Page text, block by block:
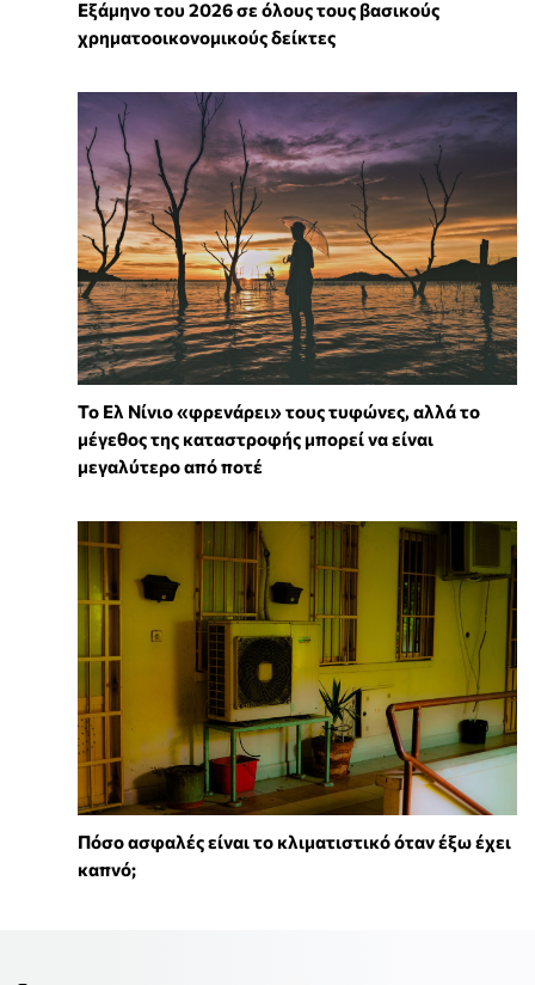
Εξάμηνο του 2026 σε όλους τους βασικούς
χρηματοοικονομικούς δείκτες
Το Ελ Νίνιο «φρενάρει» τους τυφώνες, αλλά το
μέγεθος της καταστροφής μπορεί να είναι
μεγαλύτερο από ποτέ
Πόσο ασφαλές είναι το κλιματιστικό όταν έξω έχει
καπνό;